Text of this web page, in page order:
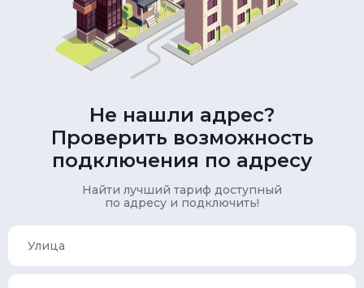
Не нашли адрес?
Проверить возможность
подключения по адресу
Найти лучший тариф доступный
по адресу и подключить!